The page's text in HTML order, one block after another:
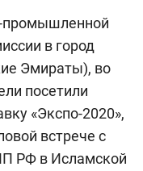
промышленной
в город
Эмираты), во
посетили
«Экспо-2020»,
встрече с
РФ в Исламской